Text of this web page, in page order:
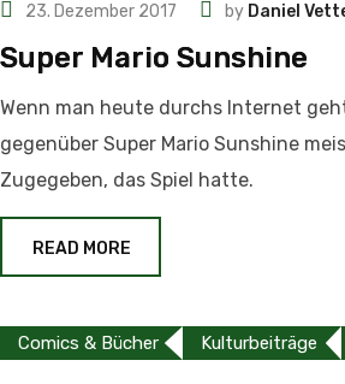
23. Dezember 2017 by Daniel
Super Mario Sunshine
Wenn man heute durchs Internet
gegenüber Super Mario Sunshine
Zugegeben, das Spiel hatte.
READ MORE
Comics & Bücher Kulturbeiträge